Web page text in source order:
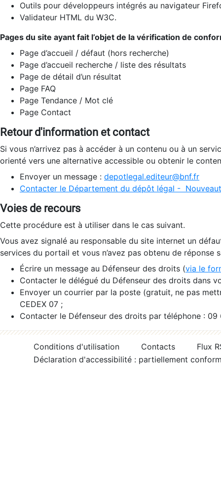
Outils pour développeurs intégrés au navigateur
Validateur HTML du W3C.
Pages du site ayant fait l’objet de la vérification de
Page d’accueil / défaut (hors recherche)
Page d’accueil recherche / liste des résultats
Page de détail d’un résultat
Page FAQ
Page Tendance / Mot clé
Page Contact
Retour d'information et contact
Si vous n’arrivez pas à accéder à un contenu ou à un
orienté vers une alternative accessible ou obtenir le
Envoyer un message : depotlegal.editeur@bnf.fr
Contacter le Département du dépôt légal -
Voies de recours
Cette procédure est à utiliser dans le cas suivant.
Vous avez signalé au responsable du site internet un
services du portail et vous n’avez pas obtenu de réponse
Écrire un message au Défenseur des droits (via le
Contacter le délégué du Défenseur des droits dans
Envoyer un courrier par la poste (gratuit, ne pas
CEDEX 07 ;
Contacter le Défenseur des droits par téléphone :
Conditions d'utilisation Contacts
Flux
Déclaration d'accessibilité : partiellement